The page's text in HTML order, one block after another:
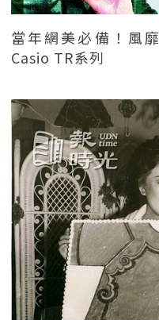
當年網美必備！風
Casio TR系列